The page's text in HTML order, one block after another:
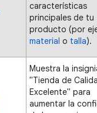
características
principales de tu
producto (por
material o talla).
Muestra la
"Tienda de
Excelente" para
aumentar la